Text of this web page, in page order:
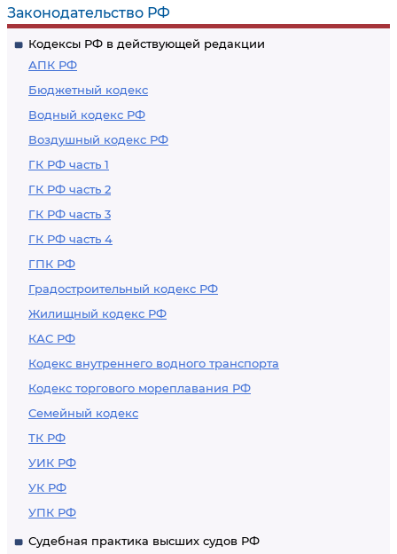
Законодательство РФ
Кодексы РФ в действующей редакции
АПК РФ
Бюджетный кодекс
Водный кодекс РФ
Воздушный кодекс РФ
ГК РФ часть 1
ГК РФ часть 2
ГК РФ часть 3
ГК РФ часть 4
ГПК РФ
Градостроительный кодекс РФ
Жилищный кодекс РФ
КАС РФ
Кодекс внутреннего водного транспорта
Кодекс торгового мореплавания РФ
Семейный кодекс
ТК РФ
УИК РФ
УК РФ
УПК РФ
Судебная практика высших судов РФ